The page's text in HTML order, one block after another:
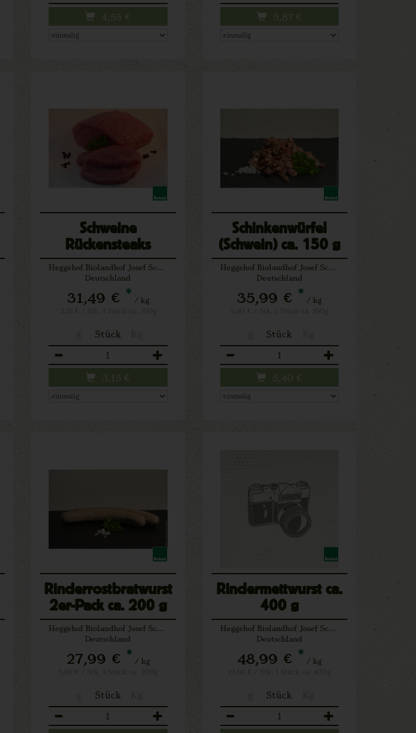
4,55 € 5,87 €
Schweine
Rückensteaks
Heggehof Biolandhof Josef Schäfers Lichtenau
Deutschland
31,49 € * / kg
Stück
3,15 €
Schinkenwürfel
(Schwein) ca. 150 g
Heggehof Biolandhof Josef Schäfers Lichtenau
Deutschland
35,99 € * / kg
Stück
5,40 €
Rinderrostbratwurst
2er-Pack ca. 200 g
Heggehof Biolandhof Josef Schäfers Lichtenau
Deutschland
27,99 € * / kg
Stück
Rindermettwurst ca.
400 g
Heggehof Biolandhof Josef Schäfers Lichtenau
Deutschland
48,99 € * / kg
Stück